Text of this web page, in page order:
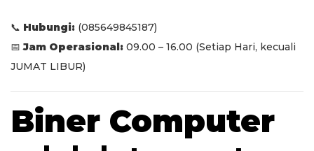
📞 Hubungi: (085649845187)
📅Jam Operasional: 09.00 – 16.00 (Setiap Hari, kecuali
JUMAT LIBUR)
Biner Computer